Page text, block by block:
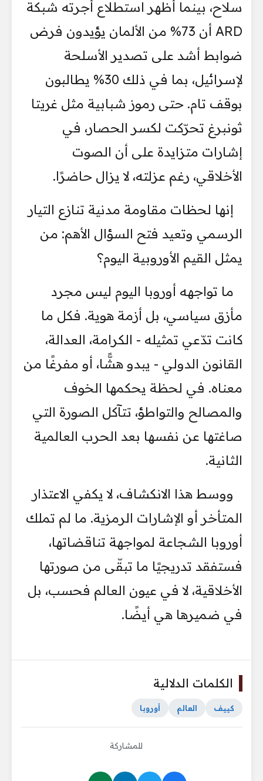
سلاح، بينما أظهر استطلاع أجرته شبكة
ARD أن 73% من الألمان يؤيدون فرض
ضوابط أشد على تصدير الأسلحة
لإسرائيل، بما في ذلك 30% يطالبون
بوقف تام. حتى رموز شبابية مثل غريتا
ثونبرغ تحرّكت لكسر الحصار، في
إشارات متزايدة على أن الصوت
الأخلاقي، رغم عزلته، لا يزال حاضرًا.
إنها لحظات مقاومة مدنية تنازع التيار
الرسمي وتعيد فتح السؤال الأهم: من
يمثل القيم الأوروبية اليوم؟
ما تواجهه أوروبا اليوم ليس مجرد
مأزق سياسي، بل أزمة هوية. فكل ما
كانت تدّعي تمثيله - الكرامة، العدالة،
القانون الدولي - يبدو هشًّا، أو مفرغًا من
معناه. في لحظة يحكمها الخوف
والمصالح والتواطؤ، تتآكل الصورة التي
صاغتها عن نفسها بعد الحرب العالمية
الثانية.
ووسط هذا الانكشاف، لا يكفي الاعتذار
المتأخر أو الإشارات الرمزية. ما لم تملك
أوروبا الشجاعة لمواجهة تناقضاتها،
فستفقد تدريجيًا ما تبقّى من صورتها
الأخلاقية، لا في عيون العالم فحسب، بل
في ضميرها هي أيضًا.
الكلمات الدلالية
كييف العالم أوروبا
للمشاركة